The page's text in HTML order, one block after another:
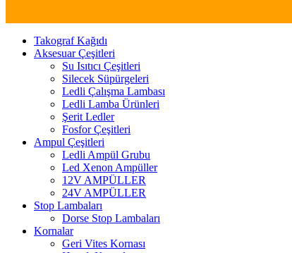
Takograf Kağıdı
Aksesuar Çeşitleri
Su Isıtıcı Çeşitleri
Silecek Süpürgeleri
Ledli Çalışma Lambası
Ledli Lamba Ürünleri
Şerit Ledler
Fosfor Çeşitleri
Ampul Çeşitleri
Ledli Ampül Grubu
Led Xenon Ampüller
12V AMPÜLLER
24V AMPÜLLER
Stop Lambaları
Dorse Stop Lambaları
Kornalar
Geri Vites Kornası